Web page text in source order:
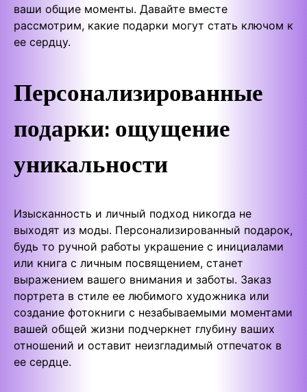
ваши общие моменты. Давайте вместе
рассмотрим, какие подарки могут стать ключом к
ее сердцу.
Персонализированные
подарки: ощущение
уникальности
Изысканность и личный подход никогда не
выходят из моды. Персонализированный подарок,
будь то ручной работы украшение с инициалами
или книга с личным посвящением, станет
выражением вашего внимания и заботы. Заказ
портрета в стиле ее любимого художника или
создание фотокниги с незабываемыми моментами
вашей общей жизни подчеркнет глубину ваших
отношений и оставит неизгладимый отпечаток в
ее сердце.